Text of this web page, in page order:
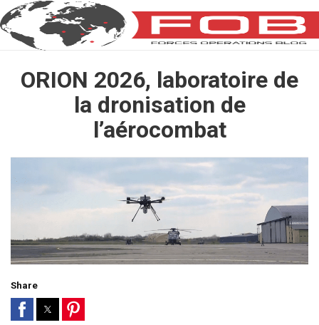
ORION 2026, laboratoire de
la dronisation de
l’aérocombat
Share